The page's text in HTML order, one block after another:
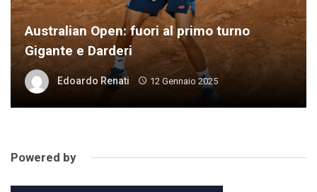
Australian Open: fuori al primo turno
Gigante e Darderi
Edoardo Renati 12 Gennaio 2025
Powered by